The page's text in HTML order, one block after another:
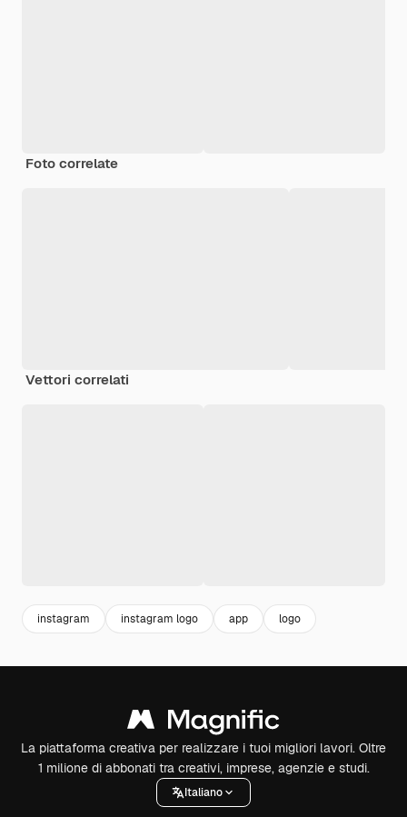
Foto correlate
Vettori correlati
instagram instagram logo app logo
La piattaforma creativa per realizzare i tuoi migliori lavori. Oltre
1 milione di abbonati tra creativi, imprese, agenzie e studi.
Italiano